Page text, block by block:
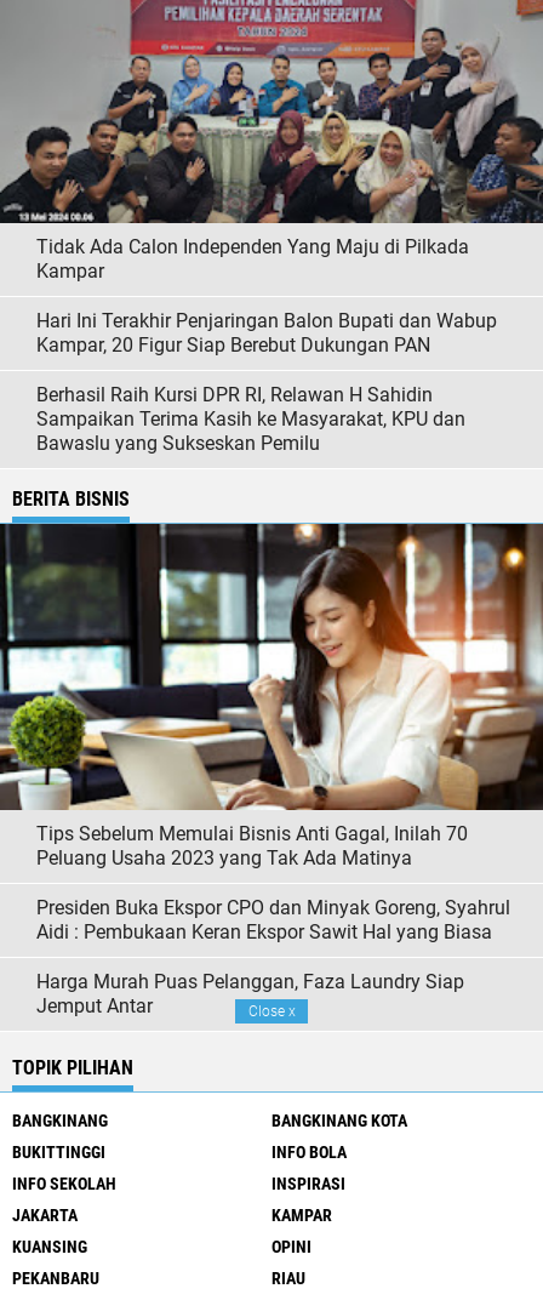
Tidak Ada Calon Independen Yang Maju di Pilkada
Kampar
Hari Ini Terakhir Penjaringan Balon Bupati dan Wabup
Kampar, 20 Figur Siap Berebut Dukungan PAN
Berhasil Raih Kursi DPR RI, Relawan H Sahidin
Sampaikan Terima Kasih ke Masyarakat, KPU dan
Bawaslu yang Sukseskan Pemilu
BERITA BISNIS
Tips Sebelum Memulai Bisnis Anti Gagal, Inilah 70
Peluang Usaha 2023 yang Tak Ada Matinya
Presiden Buka Ekspor CPO dan Minyak Goreng, Syahrul
Aidi : Pembukaan Keran Ekspor Sawit Hal yang Biasa
Harga Murah Puas Pelanggan, Faza Laundry Siap
Jemput Antar
TOPIK PILIHAN
BANGKINANG
BANGKINANG KOTA
BUKITTINGGI
INFO BOLA
INFO SEKOLAH
INSPIRASI
JAKARTA
KAMPAR
KUANSING
OPINI
PEKANBARU
RIAU
Close x